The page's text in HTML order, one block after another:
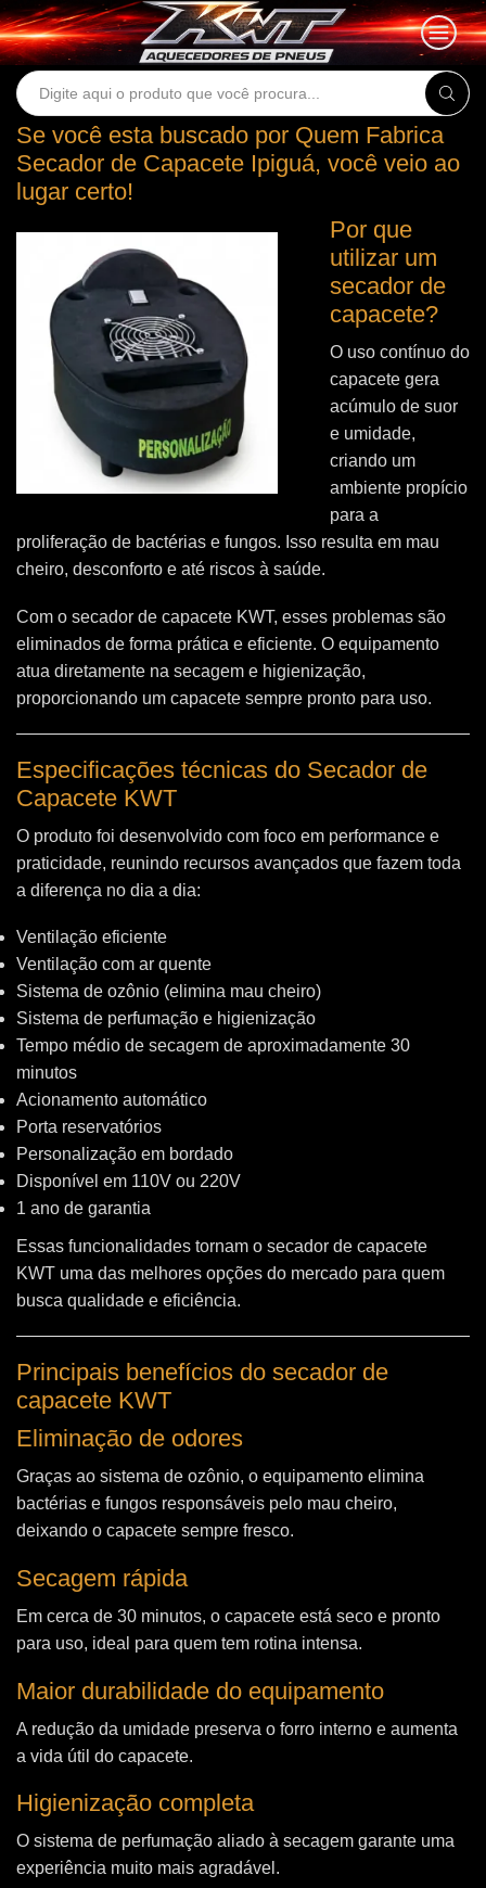
Search
Se você esta buscado por Quem Fabrica
Secador de Capacete Ipiguá, você veio ao
lugar certo!
Por que
utilizar um
secador de
capacete?
O uso contínuo do
capacete gera
acúmulo de suor
e umidade,
criando um
ambiente propício
para a
proliferação de bactérias e fungos. Isso resulta em mau
cheiro, desconforto e até riscos à saúde.
Com o secador de capacete KWT, esses problemas são
eliminados de forma prática e eficiente. O equipamento
atua diretamente na secagem e higienização,
proporcionando um capacete sempre pronto para uso.
Especificações técnicas do Secador de
Capacete KWT
O produto foi desenvolvido com foco em performance e
praticidade, reunindo recursos avançados que fazem toda
a diferença no dia a dia:
Ventilação eficiente
Ventilação com ar quente
Sistema de ozônio (elimina mau cheiro)
Sistema de perfumação e higienização
Tempo médio de secagem de aproximadamente 30
minutos
Acionamento automático
Porta reservatórios
Personalização em bordado
Disponível em 110V ou 220V
1 ano de garantia
Essas funcionalidades tornam o secador de capacete
KWT uma das melhores opções do mercado para quem
busca qualidade e eficiência.
Principais benefícios do secador de
capacete KWT
Eliminação de odores
Graças ao sistema de ozônio, o equipamento elimina
bactérias e fungos responsáveis pelo mau cheiro,
deixando o capacete sempre fresco.
Secagem rápida
Em cerca de 30 minutos, o capacete está seco e pronto
para uso, ideal para quem tem rotina intensa.
Maior durabilidade do equipamento
A redução da umidade preserva o forro interno e aumenta
a vida útil do capacete.
Higienização completa
O sistema de perfumação aliado à secagem garante uma
experiência muito mais agradável.